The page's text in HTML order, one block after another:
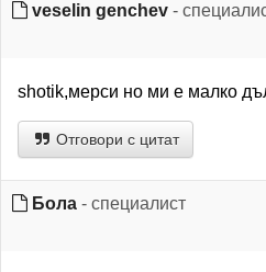
veselin genchev -
shotik,мерси но ми е малко
Отговори с цитат
Бола - специалист